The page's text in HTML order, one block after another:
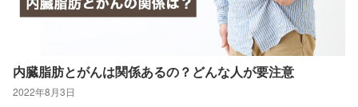
内臓脂肪とがんは関係あるの？どんな人が要注意
2022年8月3日